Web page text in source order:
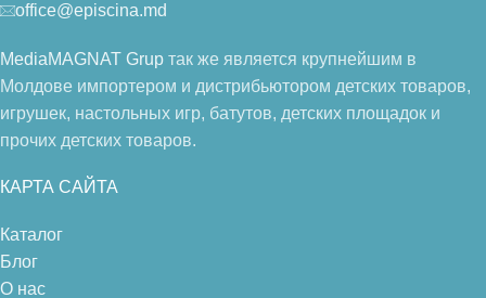
office@episcina.md
MediaMAGNAT Grup так же является крупнейшим в
Молдове импортером и дистрибьютором детских товаров,
игрушек, настольных игр, батутов, детских площадок и
прочих детских товаров.
КАРТА САЙТА
Каталог
Блог
О нас